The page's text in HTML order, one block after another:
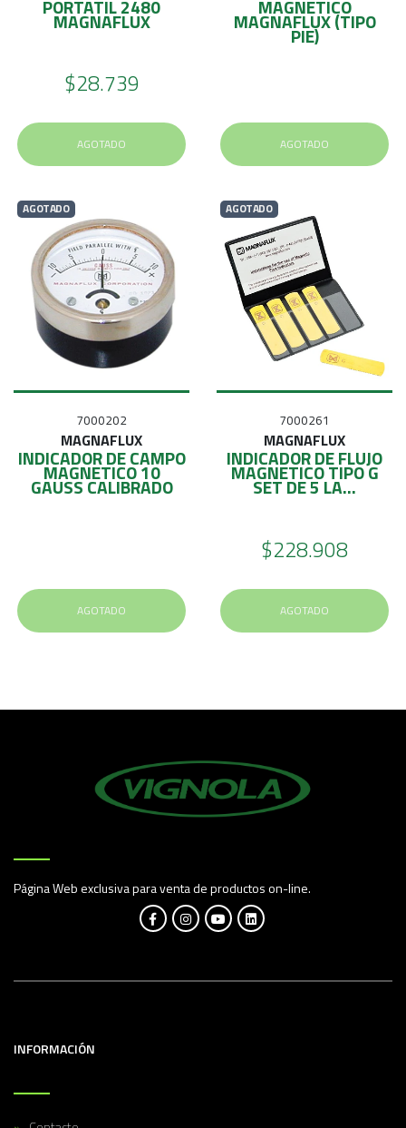
PORTATIL 2480
MAGNAFLUX
$28.739
AGOTADO
MAGNETICO
MAGNAFLUX (TIPO
PIE)
AGOTADO
AGOTADO
7000202
MAGNAFLUX
INDICADOR DE CAMPO
MAGNETICO 10
GAUSS CALIBRADO
AGOTADO
AGOTADO
7000261
MAGNAFLUX
INDICADOR DE FLUJO
MAGNETICO TIPO G
SET DE 5 LA...
$228.908
AGOTADO
Página Web exclusiva para venta de productos on-line.
INFORMACIÓN